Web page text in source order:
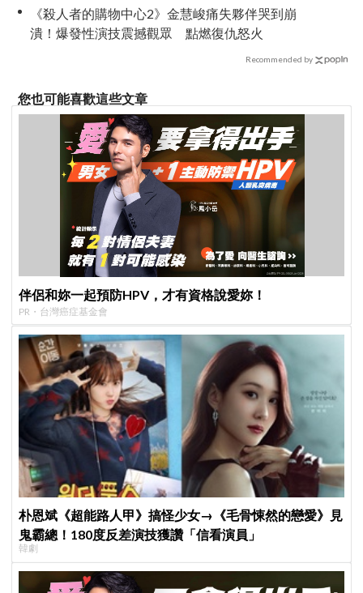
《殺人者的購物中心2》金慧峻痛失夥伴哭到崩
潰！爆發性演技震撼觀眾 點燃復仇怒火
Recommended by
您也可能喜歡這些文章
伴侶和妳一起預防HPV，才有資格說愛妳！
PR・台灣癌症基金會
朴恩斌《超能路人甲》搞怪少女→《毛骨悚然的戀愛》見
鬼霸總！180度反差演技獲讚「信看演員」
韓劇